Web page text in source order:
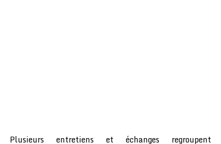
Plusieurs entretiens et échanges regroupent